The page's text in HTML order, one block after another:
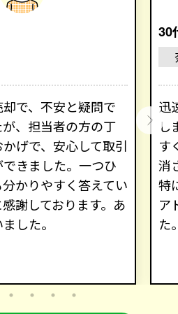
で、不安と疑問で
、担当者の方の丁
げで、安心して取引
きました。一つひ
かりやすく答えてい
謝しております。あ
した。
30
迅
し
す
消
特
ア
た